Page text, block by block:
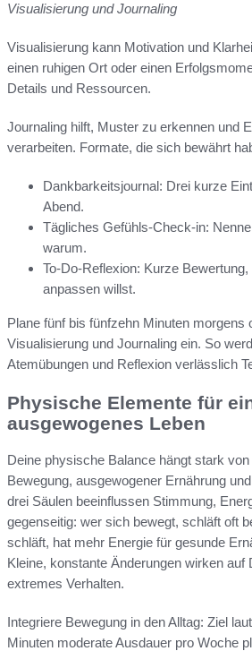
Visualisierung und Journaling
Visualisierung kann Motivation und
einen ruhigen Ort oder einen
Details und Ressourcen.
Journaling hilft, Muster zu erkennen und
verarbeiten. Formate, die sich bewährt
Dankbarkeitsjournal: Drei kurze
Abend.
Tägliches Gefühls-Check-in:
warum.
To-Do-Reflexion: Kurze
anpassen willst.
Plane fünf bis fünfzehn Minuten morgens
Visualisierung und Journaling ein. So
Atemübungen und Reflexion verlässlich
Physische Elemente für
ausgewogenes Leben
Deine physische Balance hängt stark
Bewegung, ausgewogener Ernährung
drei Säulen beeinflussen Stimmung,
gegenseitig: wer sich bewegt, schläft oft
schläft, hat mehr Energie für gesunde
Kleine, konstante Änderungen wirken auf
extremes Verhalten.
Integriere Bewegung in den Alltag: Ziel
Minuten moderate Ausdauer pro Woche